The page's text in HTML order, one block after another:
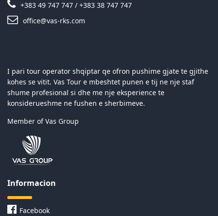
+383 49 747 747 / +383 38 747 747
office@vas-rks.com
I pari tour operator shqiptar qe ofron pushime gjate te gjithe
kohes se vitit. Vas Tour e mbeshtet punen e tij ne nje staf
shume profesional si dhe me nje eksperience te
konsiderueshme ne fushen e sherbimeve.
Member of Vas Group
Informacion
Facebook